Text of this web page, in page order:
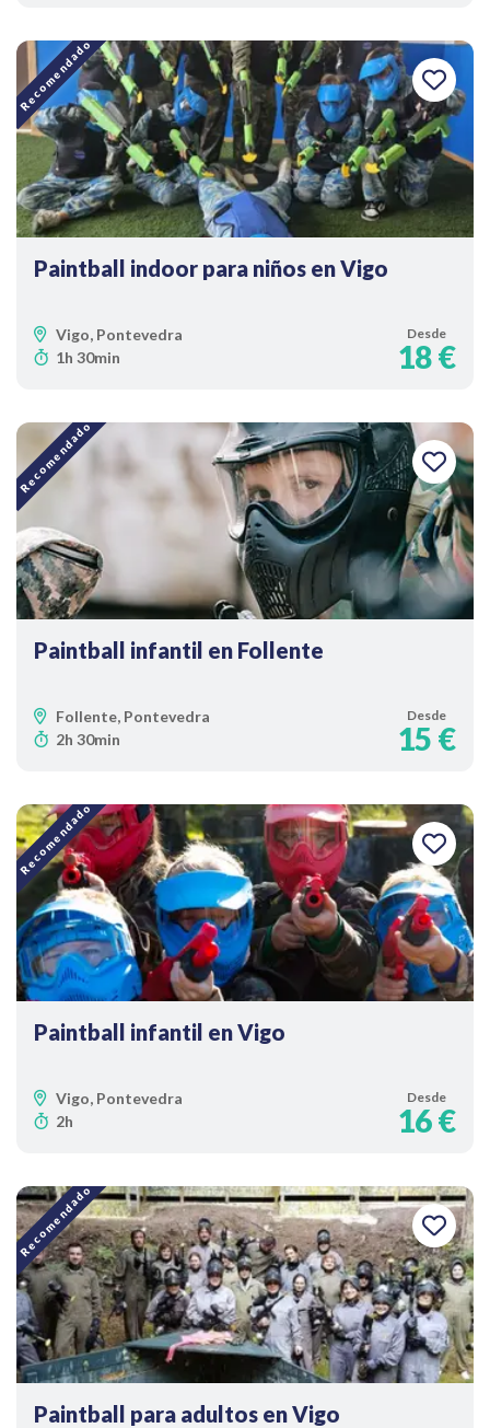
Recomendado
Paintball indoor para niños en Vigo
Vigo, Pontevedra
1h 30min
Desde
18 €
Recomendado
Paintball infantil en Follente
Follente, Pontevedra
2h 30min
Desde
15 €
Recomendado
Paintball infantil en Vigo
Vigo, Pontevedra
2h
Desde
16 €
Recomendado
Paintball para adultos en Vigo